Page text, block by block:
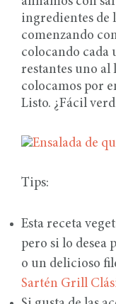
ingredientes de
comenzando
colocando cada
restantes uno al
colocamos por
Listo. ¿Fácil
Tips:
Esta receta
pero si lo desea
o un delicioso
Sartén Grill